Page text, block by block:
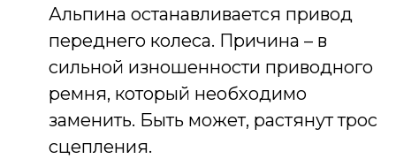
Альпина останавливается привод
переднего колеса. Причина – в
сильной изношенности приводного
ремня, который необходимо
заменить. Быть может, растянут трос
сцепления.